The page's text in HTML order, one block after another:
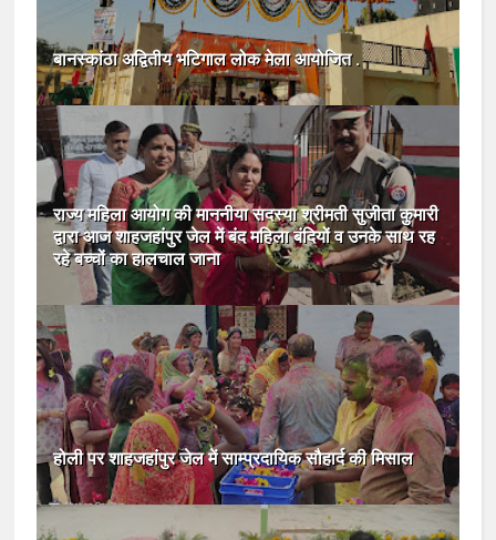
बानस्कांठा अद्वितीय भटिगाल लोक मेला आयोजित .
राज्य महिला आयोग की माननीया सदस्या श्रीमती सुजीता कुमारी
द्वारा आज शाहजहांपुर जेल में बंद महिला बंदियों व उनके साथ रह
रहे बच्चों का हालचाल जाना
होली पर शाहजहांपुर जेल में साम्प्रदायिक सौहार्द की मिसाल